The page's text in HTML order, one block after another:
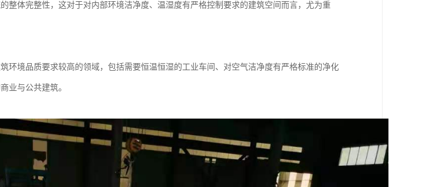
整体完整性，这对于对内部环境洁净度、温湿度有严格控制要求的建筑空间而言，尤为重
环境品质要求较高的领域，包括需要恒温恒湿的工业车间、对空气洁净度有严格标准的净化
业与公共建筑。